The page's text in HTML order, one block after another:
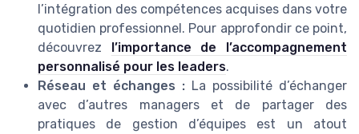
l’intégration des compétences acquises dans votre
quotidien professionnel. Pour approfondir ce point,
découvrez l’importance de l’accompagnement
personnalisé pour les leaders.
Réseau et échanges : La possibilité d’échanger
avec d’autres managers et de partager des
pratiques de gestion d’équipes est un atout